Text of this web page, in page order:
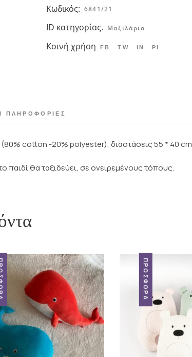
Κωδικός: 6841/21
ID κατηγορίας. Μαξιλάρια
Κοινή χρήση FB TW IN PI
ΠΛΗΡΟΦΟΡΊΕΣ
cotton -20% polyester), διαστάσεις 55 * 40 cm
παιδί θα ταξιδεύει, σε ονειρεμένους τόπους.
ΠΡΟΣΦΟΡΆ